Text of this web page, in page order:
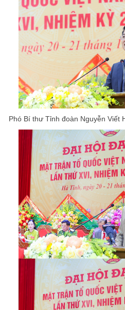
Phó Bí thư Tỉnh đoàn Nguyễn Viết